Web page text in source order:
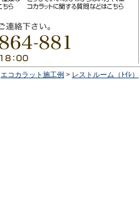
エコカラット施工例 > レストルーム（ﾄｲﾚ）